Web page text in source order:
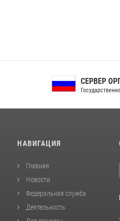
СЕРВЕР ОРГАНОВ
Государственной власти РФ
НАВИГАЦИЯ
Главная
Новости
Федеральная служба
Деятельность